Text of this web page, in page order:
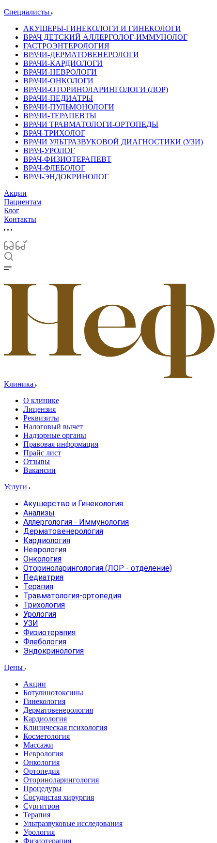
Специалисты
АКУШЕРЫ-ГИНЕКОЛОГИ И ГИНЕКОЛОГИ
ВРАЧ ДЕТСКИЙ АЛЛЕРГОЛОГ-ИММУНОЛОГ
ГАСТРОЭНТЕРОЛОГИЯ
ВРАЧИ-ДЕРМАТОВЕНЕРОЛОГИ
ВРАЧИ-КАРДИОЛОГИ
ВРАЧИ-НЕВРОЛОГИ
ВРАЧИ-ОНКОЛОГИ
ВРАЧИ-ОТОРИНОЛАРИНГОЛОГИ (ЛОР)
ВРАЧИ-ПЕДИАТРЫ
ВРАЧИ-ПУЛЬМОНОЛОГИ
ВРАЧИ-ТЕРАПЕВТЫ
ВРАЧИ ТРАВМАТОЛОГИ-ОРТОПЕДЫ
ВРАЧ-ТРИХОЛОГ
ВРАЧИ УЛЬТРАЗВУКОВОЙ ДИАГНОСТИКИ (УЗИ)
ВРАЧ-УРОЛОГ
ВРАЧ-ФИЗИОТЕРАПЕВТ
ВРАЧ-ФЛЕБОЛОГ
ВРАЧ-ЭНДОКРИНОЛОГ
Акции
Пациентам
Блог
Контакты
Клиника
О клинике
Лицензия
Реквизиты
Налоговый вычет
Надзорные органы
Правовая информация
Прайс лист
Отзывы
Вакансии
Услуги
Акушерство и Гинекология
Анализы
Аллергология - Иммунология
Дерматовенерология
Кардиология
Неврология
Онкология
Оториноларингология (ЛОР - отделение)
Педиатрия
Терапия
Травматология-ортопедия
Трихология
Урология
УЗИ
Физиотерапия
Флебология
Эндокринология
Цены
Акции
Ботулинотоксины
Гинекология
Дерматовенерология
Кардиология
Клиническая психология
Косметология
Массажи
Неврология
Онкология
Ортопедия
Оториноларингология
Процедуры
Сосудистая хирургия
Сургитрон
Терапия
Ультразвуковые исследования
Урология
Физиотерапия